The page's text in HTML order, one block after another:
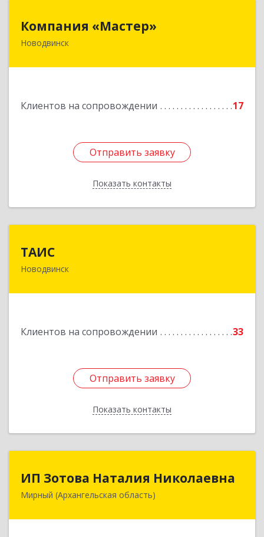
Компания «Мастер»
Новодвинск
Клиентов на сопровождении 17
Отправить заявку
Показать контакты
164902, Архангельская обл, Новодвинск г,
Отправить заявку
Назад
ТАИС
Новодвинск
Клиентов на сопровождении 33
Отправить заявку
Показать контакты
164902, Архангельская обл, Новодвинск г,
Отправить заявку
Назад
ИП Зотова Наталия Николаевна
Мирный (Архангельская область)
164170, г.Мирный, Архангельской обл.,